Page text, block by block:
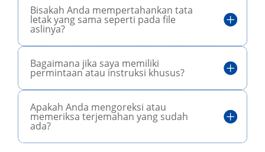
Bisakah Anda mempertahankan tata
letak yang sama seperti pada file
aslinya?
Bagaimana jika saya memiliki
permintaan atau instruksi khusus?
Apakah Anda mengoreksi atau
memeriksa terjemahan yang sudah
ada?